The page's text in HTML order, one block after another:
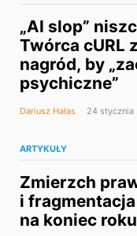
„AI slop”
Twórca cURL
nagród, by
psychiczne”
Dariusz Hałas 24 stycznia
ARTYKUŁY
Zmierzch
i fragmentacja
na koniec